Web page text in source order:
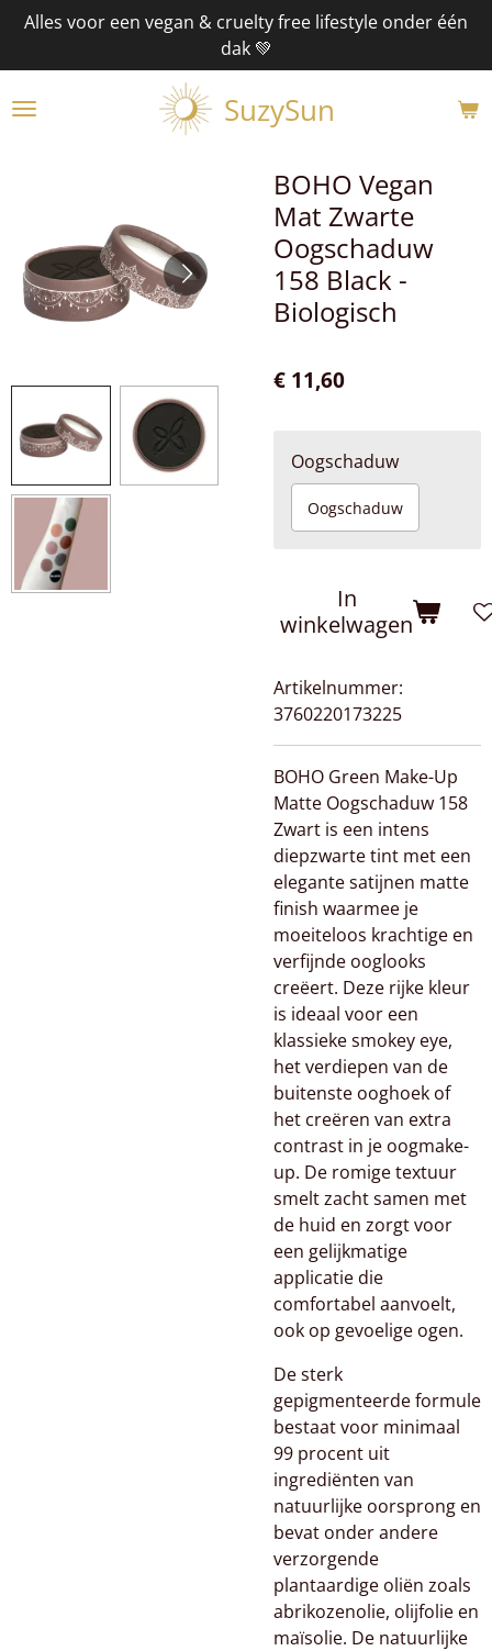
Ga
naar
de
SuzySun
Alles voor een vegan & cruelty free lifestyle onder één
dak 💚
BOHO Vegan
Mat Zwarte
Oogschaduw
158 Black -
Biologisch
€ 11,60
Oogschaduw
Oogschaduw
In
winkelwagen
Artikelnummer:
3760220173225
BOHO Green Make-Up
Matte Oogschaduw 158
Zwart is een intens
diepzwarte tint met een
elegante satijnen matte
finish waarmee je
moeiteloos krachtige en
verfijnde ooglooks
creëert. Deze rijke kleur
is ideaal voor een
klassieke smokey eye,
het verdiepen van de
buitenste ooghoek of
het creëren van extra
contrast in je oogmake-
up. De romige textuur
smelt zacht samen met
de huid en zorgt voor
een gelijkmatige
applicatie die
comfortabel aanvoelt,
ook op gevoelige ogen.
De sterk
gepigmenteerde formule
bestaat voor minimaal
99 procent uit
ingrediënten van
natuurlijke oorsprong en
bevat onder andere
verzorgende
plantaardige oliën zoals
abrikozenolie, olijfolie en
maïsolie. De natuurlijke